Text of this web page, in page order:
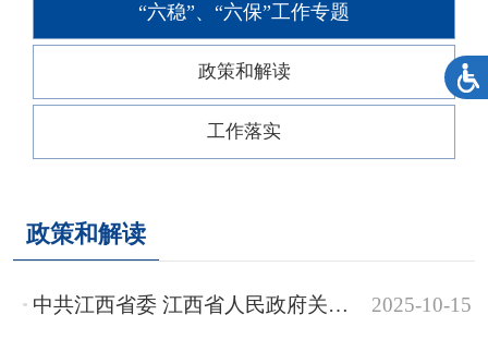
“六稳”、“六保”工作专题
政策和解读
工作落实
政策和解读
2025-10-15
中共江西省委 江西省人民政府关于大力深化就业体制机制改革促进高质量充分就业的实...